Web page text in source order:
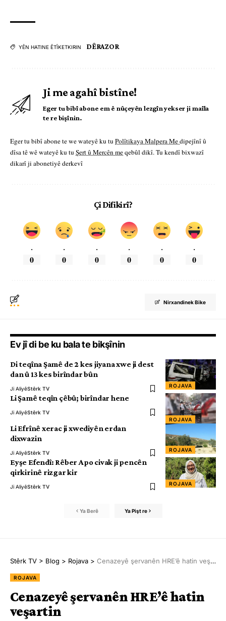
YÊN HATINE ÊTÎKETKIRIN DÊRAZOR
Ji me agahî bistîne!
Eger tu bibî abone em ê nûçeyên lezgîn yekser ji maîla
te re bişînin.
Eger tu bibî abone te we wateyê ku tu Polîtikaya Malpera Medipejînî û
dîsa tê wê wateyê ku tu Şert û Mercên meqebûl dikî. Tu kendî bixwazî
dikarî ji abonetiyê derkevî
Çi Difikirî?
.
0
.
0
.
0
.
0
.
0
.
0
Nirxandinek Bike
Ev jî di be ku bala te bikşînin
ROJAVA
Di teqîna Şamê de 2 kes jiyana xwe ji dest
dan û 13 kes birîndar bûn
Ji AliyêStêrk TV
ROJAVA
Li Şamê teqîn çêbû; birîndar hene
Ji AliyêStêrk TV
ROJAVA
Li Efrînê xerac ji xwediyên erdan
dixwazin
Ji AliyêStêrk TV
ROJAVA
Eyşe Efendî: Rêber Apo civak ji pencên
qirkirinê rizgar kir
Ji AliyêStêrk TV
Ya Berê Ya Pişt re
Stêrk TV > Blog > Rojava > Cenazeyê şervanên HRE’ê hatin veşartin
ROJAVA
Cenazeyê şervanên HRE’ê hatin
veşartin